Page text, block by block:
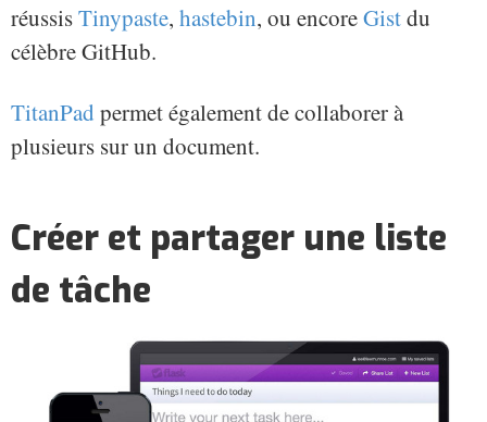
réussisTinypaste, hastebin, ou encoreGistdu
célèbre GitHub.
TitanPad permet également de collaborer à
plusieurs sur un document.
Créer et partager une liste
de tâche